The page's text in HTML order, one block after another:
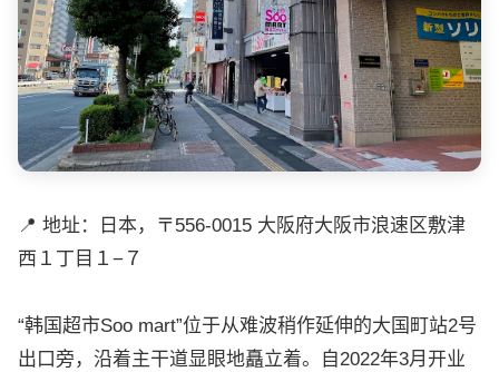
📍 地址：日本，〒556-0015 大阪府大阪市浪速区敷津
西１丁目１−７
“韩国超市Soo mart”位于从难波稍作延伸的大国町站2号
出口旁，沿着主干道显眼地矗立着。自2022年3月开业